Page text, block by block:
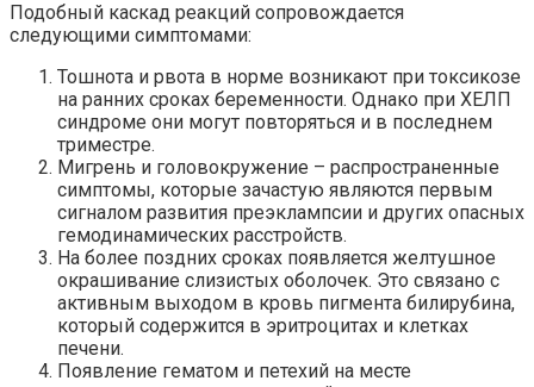
Подобный каскад реакций сопровождается
следующими симптомами:
Тошнота и рвота в норме возникают при токсикозе
на ранних сроках беременности. Однако при ХЕЛП
синдроме они могут повторяться и в последнем
триместре.
Мигрень и головокружение – распространенные
симптомы, которые зачастую являются первым
сигналом развития преэклампсии и других опасных
гемодинамических расстройств.
На более поздних сроках появляется желтушное
окрашивание слизистых оболочек. Это связано с
активным выходом в кровь пигмента билирубина,
который содержится в эритроцитах и клетках
печени.
Появление гематом и петехий на месте